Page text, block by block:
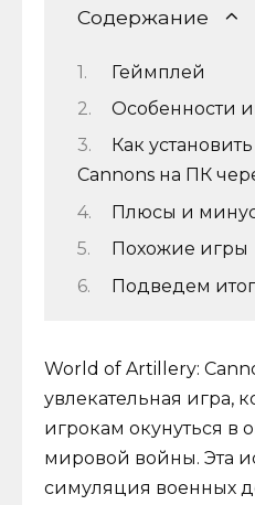
Содержание
Геймплей
Особенности
Как
Cannons на ПК
Плюсы и
Похожие игры
Подведем итог
World of Artillery:
увлекательная игра,
игрокам окунуться в
мировой войны. Эта
симуляция военных